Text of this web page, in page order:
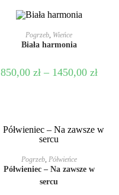
WYBIERZ OPCJE
Pogrzeb Wieńce
Biała harmonia
850,00 zł – 1450,00 zł
WYBIERZ OPCJE
Pogrzeb, Półwieńce
Półwieniec – Na zawsze w
sercu